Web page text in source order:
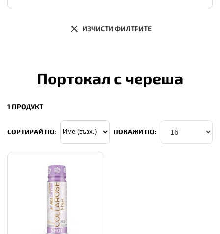
ИЗЧИСТИ ФИЛТРИТЕ
Портокал с череша
1 ПРОДУКТ
СОРТИРАЙ ПО: ПОКАЖИ ПО: